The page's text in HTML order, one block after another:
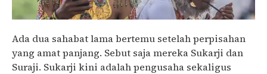
Ada dua sahabat lama bertemu setelah perpisahan
yang amat panjang. Sebut saja mereka Sukarji dan
Suraji. Sukarji kini adalah pengusaha sekaligus